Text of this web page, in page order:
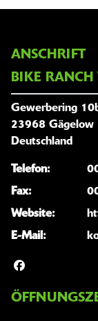
ANSCHRIFT
BIKE
Gewerbering
23968 Gägelow
Deutschland
Telefon:
Fax:
Website:
E-Mail: